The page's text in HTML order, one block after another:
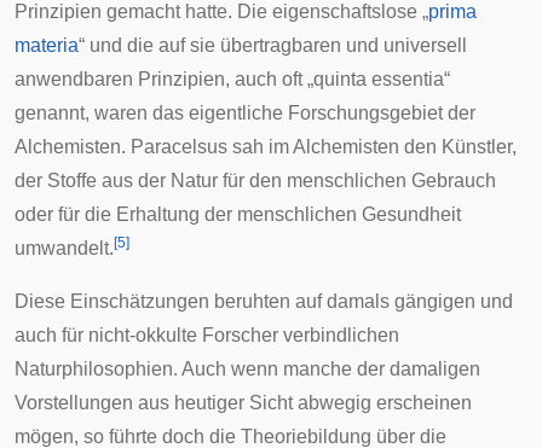
Prinzipien gemacht hatte. Die eigenschaftslose „prima
materia“ und die auf sie übertragbaren und universell
anwendbaren Prinzipien, auch oft „quinta essentia“
genannt, waren das eigentliche Forschungsgebiet der
Alchemisten. Paracelsus sah im Alchemisten den Künstler,
der Stoffe aus der Natur für den menschlichen Gebrauch
oder für die Erhaltung der menschlichen Gesundheit
umwandelt. [5]
Diese Einschätzungen beruhten auf damals gängigen und
auch für nicht-okkulte Forscher verbindlichen
Naturphilosophien. Auch wenn manche der damaligen
Vorstellungen aus heutiger Sicht abwegig erscheinen
mögen, so führte doch die Theoriebildung über die